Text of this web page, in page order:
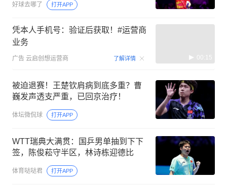
好球去哪了 打开APP
凭本人手机号：验证后获取！#运营商
业务
广告 云启创想运营商 了解详情 00:15
被迫退赛！王楚钦肩病到底多重？曹
巍发声透支严重，已回京治疗！
体坛微侃球 打开APP
WTT瑞典大满贯：国乒男单抽到下下
签，陈俊菘守半区，林诗栋迎德比
体育哒哒君 打开APP